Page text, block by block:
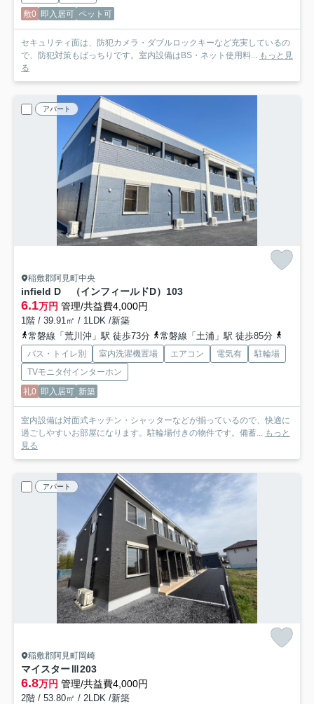
敷0 即入居可 ペット可
セキュリティ面は、防犯カメラ・ダブルロックキーなど充実しているの
で、防犯対策もばっちりです。室内設備はBS・ネット使用料...
もっと見
る
アパート
稲敷郡阿見町中央
infield D （インフィールドD） 103
6.1万円 管理/共益費4,000円
1階 / 39.91㎡ / 1LDK /新築
常磐線「荒川沖」駅 徒歩73分
常磐線「土浦」駅 徒歩85分
バス・トイレ別 室内洗濯機置場 エアコン 電気有
駐輪場
TVモニタ付インターホン
礼0 即入居可 新築
室内設備は対面式キッチン・シャッターなどが揃っているので、快適に
過ごしやすいお部屋になります。駐輪場付きの物件です。備蓄...
もっと
見る
アパート
稲敷郡阿見町岡崎
マイスターⅢ203
6.8万円 管理/共益費4,000円
2階 / 53.80㎡ / 2LDK /新築